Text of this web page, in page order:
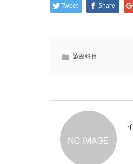
Tweet Share
診療科目